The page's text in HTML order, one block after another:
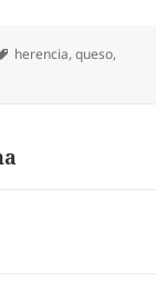
Etiquetas
herencia,queso,